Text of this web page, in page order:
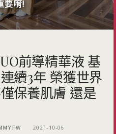
要唷!
前導精華液 基
續3年 榮獲世界
保養肌膚 還是
2021-10-06